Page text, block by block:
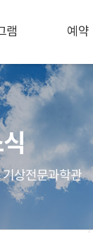
램 예약
기상전문과학관